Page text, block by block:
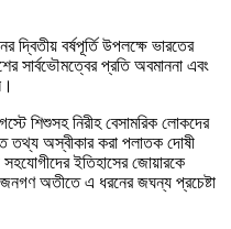
বর্ষপূর্তি উপলক্ষে ভারতের
সার্বভৌমত্বের প্রতি অবমাননা এবং
শিশুসহ নিরীহ বেসামরিক লোকদের
তথ্য অস্বীকার করা পলাতক দোষী
সহযোগীদের ইতিহাসের জোয়ারকে
জনগণ অতীতে এ ধরনের জঘন্য প্রচেষ্টা